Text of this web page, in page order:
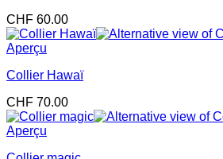
CHF 60.00
Aperçu
Collier Hawaï
CHF 70.00
Aperçu